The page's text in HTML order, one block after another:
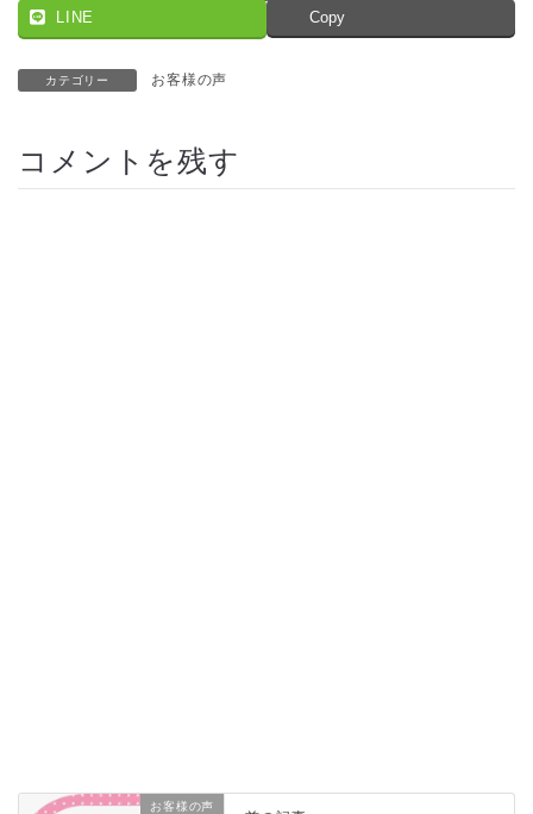
LINE Copy
カテゴリー お客様の声
コメントを残す
お客様の声